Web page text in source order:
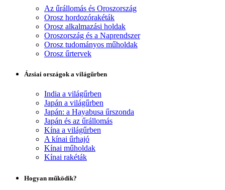
Az űrállomás és Oroszország
Orosz hordozórakéták
Orosz alkalmazási holdak
Oroszország és a Naprendszer
Orosz tudományos műholdak
Orosz űrtervek
Ázsiai országok a világűrben
India a világűrben
Japán a világűrben
Japán: a Hayabusa űrszonda
Japán és az űrállomás
Kína a világűrben
A kínai űrhajó
Kínai műholdak
Kínai rakéták
Hogyan működik?